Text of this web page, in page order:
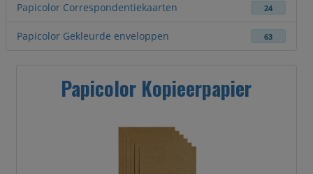
Papicolor Correspondentiekaarten 24
Papicolor Gekleurde enveloppen 63
Papicolor Kopieerpapier